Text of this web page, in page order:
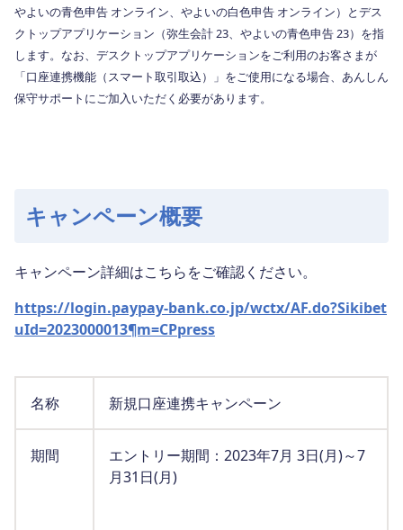
やよいの青色申告 オンライン、やよいの白色申告 オンライン）とデス
クトップアプリケーション（弥生会計 23、やよいの青色申告 23）を指
します。なお、デスクトップアプリケーションをご利用のお客さまが
「口座連携機能（スマート取引取込）」をご使用になる場合、あんしん
保守サポートにご加入いただく必要があります。
キャンペーン概要
キャンペーン詳細はこちらをご確認ください。
https://login.paypay-bank.co.jp/wctx/AF.do?Sikibet
uId=2023000013¶m=CPpress
名称 新規口座連携キャンペーン
期間
エントリー期間：2023年7月 3日(月)～7
月31日(月)